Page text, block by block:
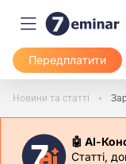
Передплатити
Новини та статті
🤖 АІ-
Статті,